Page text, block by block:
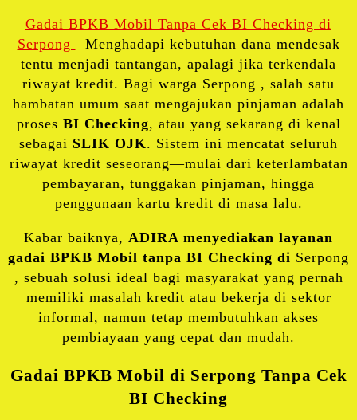
Gadai BPKB Mobil Tanpa Cek BI Checking di
Serpong
Menghadapi kebutuhan dana mendesak
tentu menjadi tantangan, apalagi jika terkendala
riwayat kredit. Bagi warga Serpong , salah satu
hambatan umum saat mengajukan pinjaman adalah
proses BI Checking, atau yang sekarang di kenal
sebagai SLIK OJK. Sistem ini mencatat seluruh
riwayat kredit seseorang—mulai dari keterlambatan
pembayaran, tunggakan pinjaman, hingga
penggunaan kartu kredit di masa lalu.
Kabar baiknya, ADIRA menyediakan layanan
gadai BPKB Mobil tanpa BI Checking di Serpong
, sebuah solusi ideal bagi masyarakat yang pernah
memiliki masalah kredit atau bekerja di sektor
informal, namun tetap membutuhkan akses
pembiayaan yang cepat dan mudah.
Gadai BPKB Mobil di Serpong Tanpa Cek
BI Checking